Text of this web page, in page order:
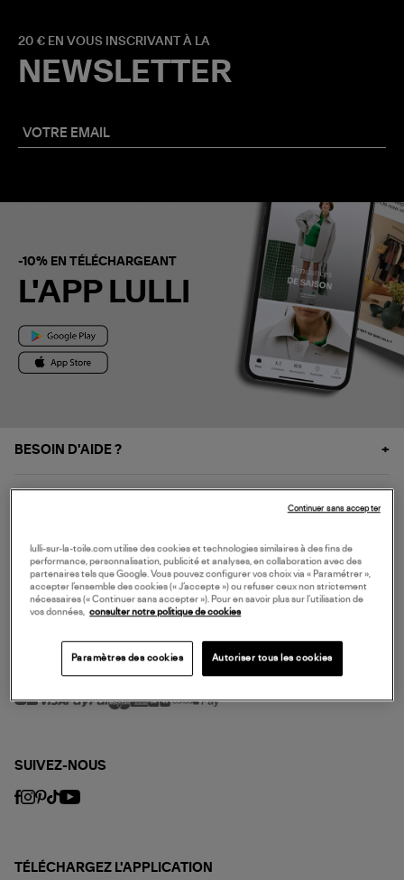
20 € EN VOUS INSCRIVANT À LA
NEWSLETTER
-10% EN TÉLÉCHARGEANT
L'APP LULLI
BESOIN D'AIDE ?
NOS SERVICES
SERVICE CLIENT
MODE DE PAIEMENT
SUIVEZ-NOUS
TÉLÉCHARGEZ L'APPLICATION
lulli-sur-la-toile.com utilise des cookies et technologies similaires à des fins de
performance, personnalisation, publicité et analyses, en collaboration avec des
partenaires tels que Google. Vous pouvez configurer vos choix via « Paramétrer »,
accepter l’ensemble des cookies (« J’accepte ») ou refuser ceux non strictement
nécessaires (« Continuer sans accepter »). Pour en savoir plus sur l’utilisation de
vos données,
consulter notre politique de cookies
Paramètres des cookies Autoriser tous les cookies
Continuer sans accepter